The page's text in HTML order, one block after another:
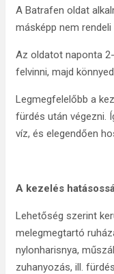
A Batrafen oldat
másképp nem
Az oldatot naponta
felvinni, majd
Legmegfelelőbb a
fürdés után végezni.
víz, és elegendően
A kezelés
Lehetőség szerint
melegmegtartó
nylonharisnya,
zuhanyozás, ill.